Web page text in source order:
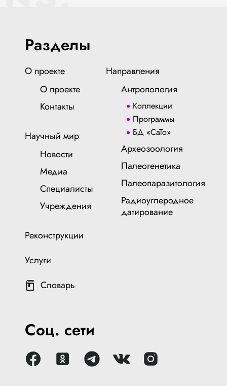
Разделы
О проекте
О проекте
Контакты
Научный мир
Новости
Медиа
Специалисты
Учреждения
Реконструкции
Услуги
Словарь
Направления
Антропология
Коллекции
Программы
БД «СаТо»
Археозоология
Палеогенетика
Палеопаразитология
Радиоуглеродное
датирование
Соц. сети